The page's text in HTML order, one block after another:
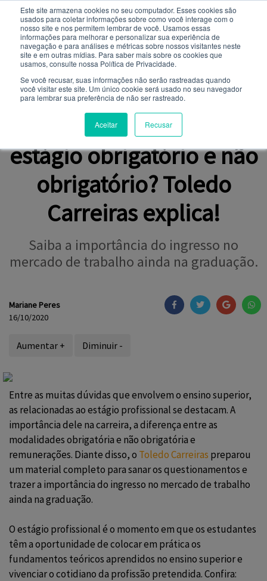
Este site armazena cookies no seu computador. Esses cookies são
usados ​​para coletar informações sobre como você interage com o
nosso site e nos permitem lembrar de você. Usamos essas
informações para melhorar e personalizar sua experiência de
navegação e para análises e métricas sobre nossos visitantes neste
site e em outras mídias. Para saber mais sobre os cookies que
usamos, consulte nossa Política de Privacidade.
Se você recusar, suas informações não serão rastreadas quando
você visitar este site. Um único cookie será usado no seu navegador
para lembrar sua preferência de não ser rastreado.
Aceitar Recusar
NOTÍCIAS
VOCÊ SABIA?
Qual a diferença entre
estágio obrigatório e não
obrigatório? Toledo
Carreiras explica!
Saiba a importância do ingresso no
mercado de trabalho ainda na graduação.
Mariane Peres
16/10/2020
Aumentar + Diminuir -
Entre as muitas dúvidas que envolvem o ensino superior,
as relacionadas ao estágio profissional se destacam. A
importância dele na carreira, a diferença entre as
modalidades obrigatória e não obrigatória e
remunerações. Diante disso, o Toledo Carreiras preparou
um material completo para sanar os questionamentos e
trazer a importância do ingresso no mercado de trabalho
ainda na graduação.
O estágio profissional é o momento em que os estudantes
têm a oportunidade de colocar em prática os
fundamentos teóricos aprendidos no ensino superior e
vivenciar o cotidiano da profissão pretendida. Confira:
Você quer receber notificações e não perder nenhuma
notícia importante?